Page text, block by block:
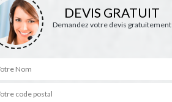
DEVIS GRATUIT
Demandez votre devis gratuitement